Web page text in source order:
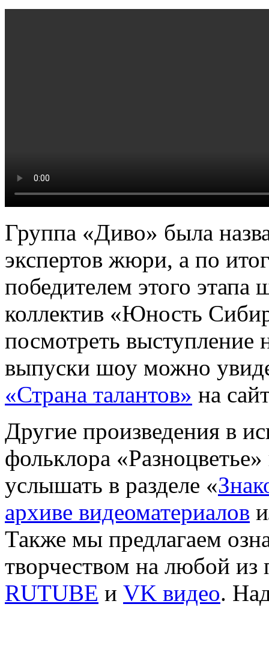
Группа «Диво» была
экспертов жюри, а по
победителем этого этапа
коллектив «Юность
посмотреть
выпуски шоу можно
«Страна талантов» на
Другие произведения в
фольклора
услышать в разделе «
архиве видеоматериалов
Также мы предлагаем
творчеством на любой
RUTUBE и VK видео.